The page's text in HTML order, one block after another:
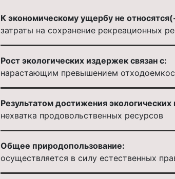
К экономическому ущербу не
затраты на сохранение рекреационных
Рост экологических издержек связан с:
нарастающим превышением
Результатом достижения экологических
нехватка продовольственных ресурсов
Общее природопользование:
осуществляется в силу естественных